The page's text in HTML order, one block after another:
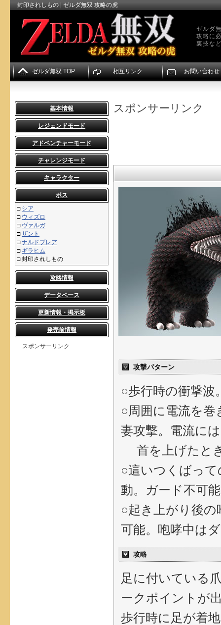
封印されしもの | ゼルダ無双 攻略の虎
ゼルダ
攻略に
裏技な
基本情報
レジェンドモード
アドベンチャーモード
チャレンジモード
キャラクター
ボス
□ シア
□ ウィズロ
□ ヴァルガ
□ザント
□ナルドブレア
□ ギラヒム
□封印されしもの
攻略情報
データベース
更新情報・掲示板
発売前情報
スポンサーリンク
スポンサーリンク
攻撃パターン
○歩行時の衝撃波
○周囲に電流を
妻攻撃。電流に
首を上げたと
○這いつくばっ
動。ガード不可能
○起き上がり後の
可能。咆哮中は
攻略
足に付いている
ークポイントが
歩行時に足が着
ゼルダ無双 TOP 相互リンク お問い合わせ